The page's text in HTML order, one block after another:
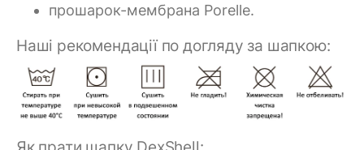
прошарок-мембрана Porelle.
Наші рекомендації по догляду за шапкою: